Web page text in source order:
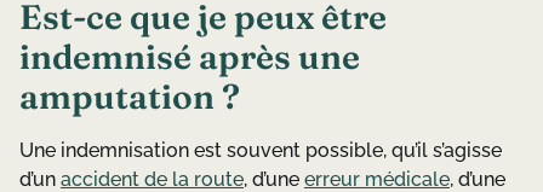
Est-ce que je peux être
indemnisé après une
amputation ?
Une indemnisation est souvent possible, qu’il s’agisse
d’un accident de la route, d’une erreur médicale, d’une